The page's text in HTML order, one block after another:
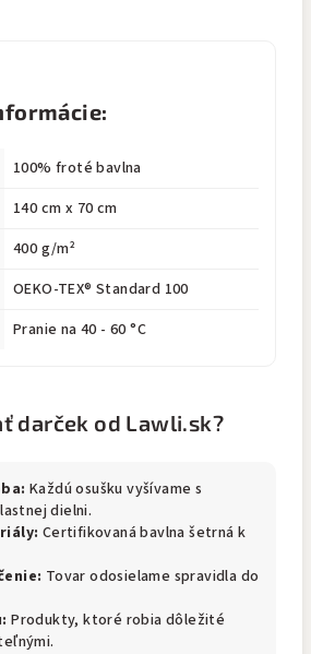
100% froté bavlna
140 cm x 70 cm
400 g/m²
OEKO-TEX® Standard 100
Pranie na 40 - 60 °C
darček od Lawli.sk?
Každú osušku vyšívame s
dielni.
Certifikovaná bavlna šetrná k
Tovar odosielame spravidla do
Produkty, ktoré robia dôležité